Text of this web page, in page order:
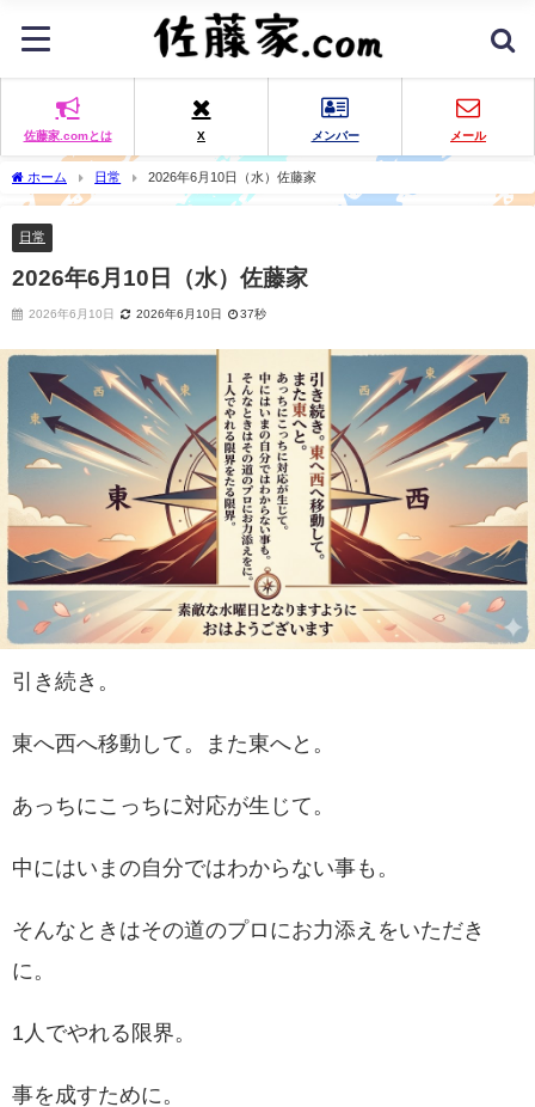
佐藤家.comとは X メンバー メール
ホーム 日常 2026年6月10日（水）佐藤家
日常
2026年6月10日（水）佐藤家
2026年6月10日 2026年6月10日 37秒
引き続き。
東へ西へ移動して。また東へと。
あっちにこっちに対応が生じて。
中にはいまの自分ではわからない事も。
そんなときはその道のプロにお力添えをいただき
に。
1人でやれる限界。
事を成すために。